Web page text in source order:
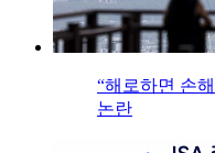
“해로하면 손
논란